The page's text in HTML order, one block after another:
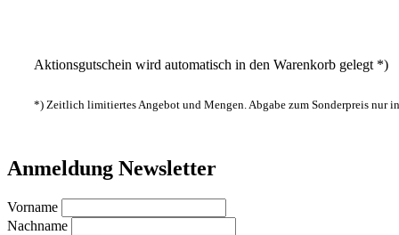
Aktionsgutschein wird automatisch in den Warenkorb gelegt *)
*) Zeitlich limitiertes Angebot und Mengen. Abgabe zum Sonderpreis nur
Anmeldung Newsletter
Vorname
Nachname